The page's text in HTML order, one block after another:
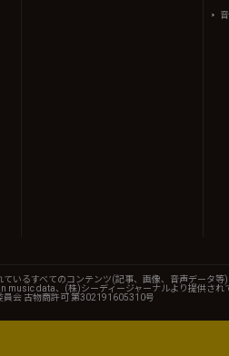
ているすべてのコンテンツ(記事、画像、音声デー
music data、(株)シーディージャーナルより提供され
員会 古物商許可 第302191605310号